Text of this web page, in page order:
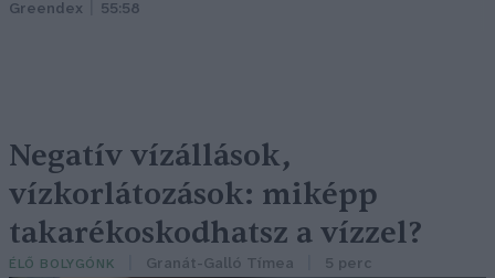
Greendex 55:58
Negatív vízállások,
vízkorlátozások: miképp
takarékoskodhatsz a vízzel?
ÉLŐ BOLYGÓNK Granát-Galló Tímea 5 perc